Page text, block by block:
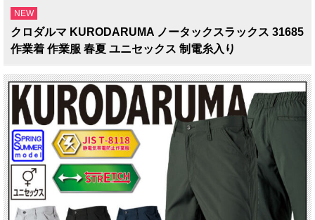
NEW
クロダルマ KURODARUMA ノータックスラックス 31685
作業着 作業服 春夏 ユニセックス 制電糸入り